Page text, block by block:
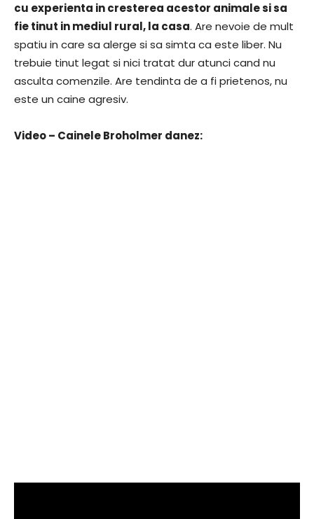
cu experienta in cresterea acestor animale si sa
fie tinut in mediul rural, la casa. Are nevoie de mult
spatiu in care sa alerge si sa simta ca este liber. Nu
trebuie tinut legat si nici tratat dur atunci cand nu
asculta comenzile. Are tendinta de a fi prietenos, nu
este un caine agresiv.
Video – Cainele Broholmer danez: